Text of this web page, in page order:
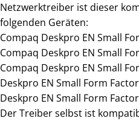
Netzwerktreiber ist dieser
folgenden Geräten:
Compaq Deskpro EN Small
Compaq Deskpro EN Small
Compaq Deskpro EN Small
Deskpro EN Small Form
Deskpro EN Small Form
Der Treiber selbst ist